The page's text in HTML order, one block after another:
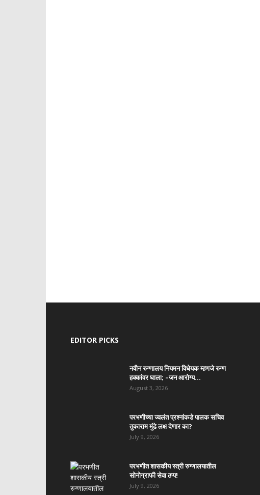
EDITOR PICKS
नवीन रुग्णालय नियमन विधेयक म्हणजे रुग्ण
हक्कांवर घाला; –जन आरोग्य...
August 3, 2026
परभणीच्या ज्वलंत प्रश्नांकडे पालक सचिव
तुकाराम मुंढे लक्ष देणार का?
July 9, 2026
परभणीत शासकीय स्त्री रुग्णालयातील
सोनोग्राफी सेवा ठप्प!
July 9, 2026